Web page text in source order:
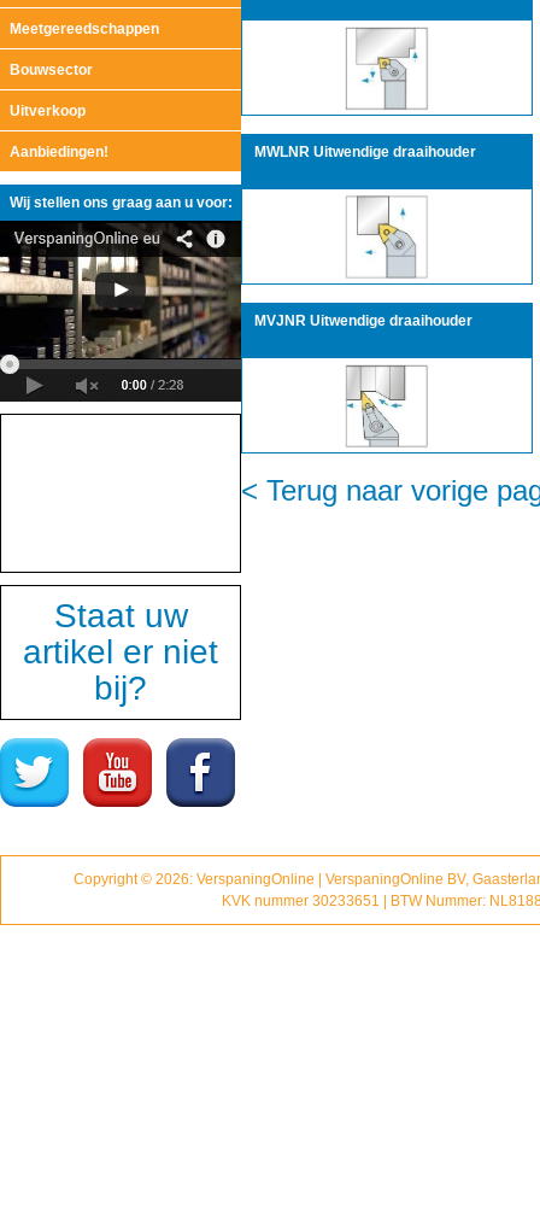
Meetgereedschappen
Bouwsector
Uitverkoop
Aanbiedingen!
Wij stellen ons graag aan u voor:
Staat uw
artikel er niet
bij?
MWLNR Uitwendige draaihouder
MVJNR Uitwendige draaihouder
< Terug naar vorige
Copyright © 2026: VerspaningOnline | VerspaningOnline BV,
KVK nummer 30233651 | BTW Nummer: